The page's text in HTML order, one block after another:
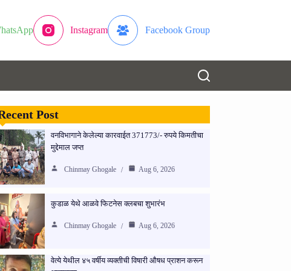
Instagram Facebook Group
Post
वनविभागाने केलेल्या कारवाईत 371773/- रुपये किमतीचा
मुद्देमाल जप्त
Chinmay Ghogale Aug 6, 2026
कुडाळ येथे आळवे फिटनेस क्लबचा शुभारंभ
Chinmay Ghogale Aug 6, 2026
वेत्ये येथील ४५ वर्षीय व्यक्तीची विषारी औषध प्राशन करून